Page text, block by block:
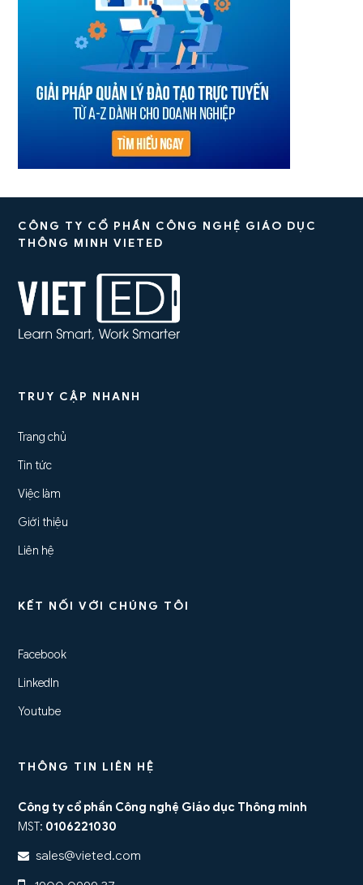
CÔNG TY CỔ PHẦN CÔNG NGHỆ GIÁO DỤC
THÔNG MINH VIETED
TRUY CẬP NHANH
Trang chủ
Tin tức
Việc làm
Giới thiệu
Liên hệ
KẾT NỐI VỚI CHÚNG TÔI
Facebook
LinkedIn
Youtube
THÔNG TIN LIÊN HỆ
Công ty cổ phần Công nghệ Giáo dục Thông minh
MST: 0106221030
sales@vieted.com